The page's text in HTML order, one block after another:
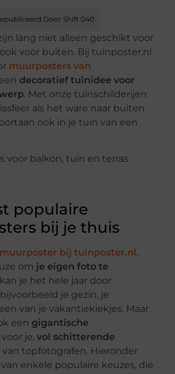
Door Shift 040
lang niet alleen geschikt voor
voor buiten. Bij tuinposter.nl
muurposters van
decoratief tuinidee voor
. Met onze tuinschilderijen
als het ware naar buiten
ook in je tuin van een
populaire
bij je thuis
bij tuinposter.nl,
om je eigen foto te
kan je het hele jaar door
je gezin, je
van je vakantiekiekjes. Maar
een gigantische
voor je, vol schitterende
van topfotografen. Hieronder
enkele populaire keuzes, die